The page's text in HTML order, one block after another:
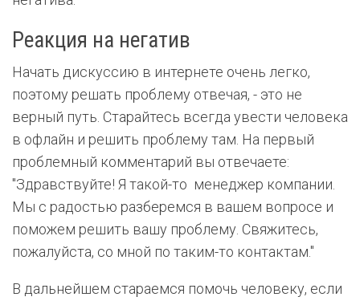
Реакция на негатив
Начать дискуссию в интернете очень легко,
поэтому решать проблему отвечая, - это не
верный путь. Старайтесь всегда увести человека
в офлайн и решить проблему там. На первый
проблемный комментарий вы отвечаете:
"Здравствуйте! Я такой-то менеджер компании.
Мы с радостью разберемся в вашем вопросе и
поможем решить вашу проблему. Свяжитесь,
пожалуйста, со мной по таким-то контактам."
В дальнейшем стараемся помочь человеку, если